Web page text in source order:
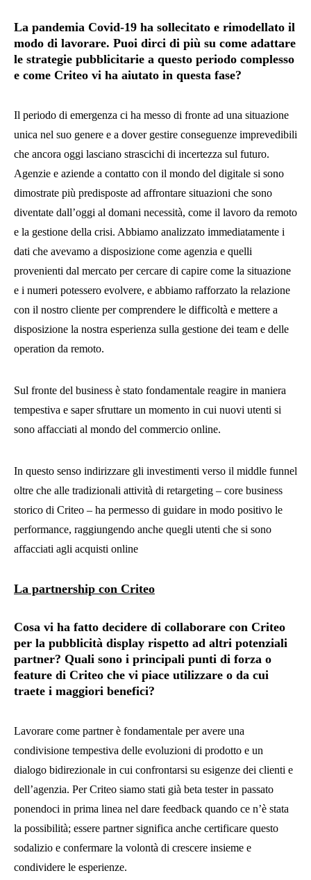
La pandemia Covid-19 ha sollecitato e rimodellato il
modo di lavorare. Puoi dirci di più su come adattare
le strategie pubblicitarie a questo periodo complesso
e come Criteo vi ha aiutato in questa fase?
Il periodo di emergenza ci ha messo di fronte ad una situazione
unica nel suo genere e a dover gestire conseguenze imprevedibili
che ancora oggi lasciano strascichi di incertezza sul futuro.
Agenzie e aziende a contatto con il mondo del digitale si sono
dimostrate più predisposte ad affrontare situazioni che sono
diventate dall’oggi al domani necessità, come il lavoro da remoto
e la gestione della crisi. Abbiamo analizzato immediatamente i
dati che avevamo a disposizione come agenzia e quelli
provenienti dal mercato per cercare di capire come la situazione
e i numeri potessero evolvere, e abbiamo rafforzato la relazione
con il nostro cliente per comprendere le difficoltà e mettere a
disposizione la nostra esperienza sulla gestione dei team e delle
operation da remoto.
Sul fronte del business è stato fondamentale reagire in maniera
tempestiva e saper sfruttare un momento in cui nuovi utenti si
sono affacciati al mondo del commercio online.
In questo senso indirizzare gli investimenti verso il middle funnel
oltre che alle tradizionali attività di retargeting – core business
storico di Criteo – ha permesso di guidare in modo positivo le
performance, raggiungendo anche quegli utenti che si sono
affacciati agli acquisti online
La partnership con Criteo
Cosa vi ha fatto decidere di collaborare con Criteo
per la pubblicità display rispetto ad altri potenziali
partner? Quali sono i principali punti di forza o
feature di Criteo che vi piace utilizzare o da cui
traete i maggiori benefici?
Lavorare come partner è fondamentale per avere una
condivisione tempestiva delle evoluzioni di prodotto e un
dialogo bidirezionale in cui confrontarsi su esigenze dei clienti e
dell’agenzia. Per Criteo siamo stati già beta tester in passato
ponendoci in prima linea nel dare feedback quando ce n’è stata
la possibilità; essere partner significa anche certificare questo
sodalizio e confermare la volontà di crescere insieme e
condividere le esperienze.